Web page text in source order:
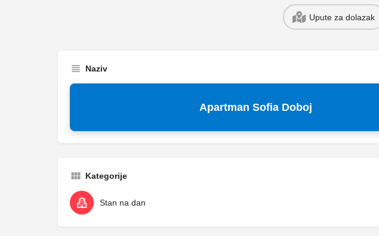
Upute za dolazak
Naziv
Apartman Sofia Doboj
Kategorije
Stan na dan